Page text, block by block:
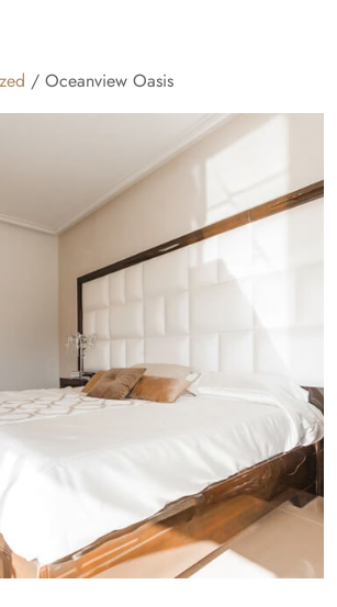
/ Oceanview Oasis